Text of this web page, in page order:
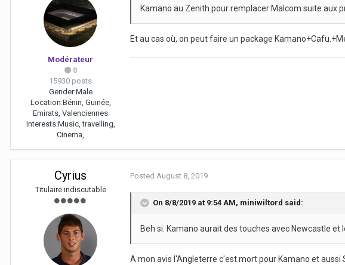
Modérateur
0
15930 posts
Gender:Male
Location:Bénin, Guinée,
Emirats, Valenciennes
Interests:Music, travelling,
Cinema,
Kamano au Zenith pour remplacer Malcom suite aux
Et au cas où, on peut faire un package
Cyrius
Titulaire indiscutable
Posted August 8, 2019
On 8/8/2019 at 9:54 AM, miniwiltord said:
Beh si. Kamano aurait des touches avec Newcastle
A mon avis l'Angleterre c'est mort pour Kamano et aussi